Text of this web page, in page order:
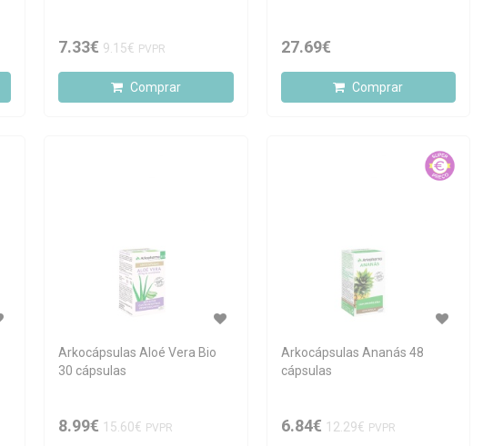
7.33€ 9.15€ PVPR
Comprar
27.69€
Comprar
Arkocápsulas Aloé Vera Bio
30 cápsulas
8.99€ 15.60€ PVPR
Arkocápsulas Ananás 48
cápsulas
6.84€ 12.29€ PVPR